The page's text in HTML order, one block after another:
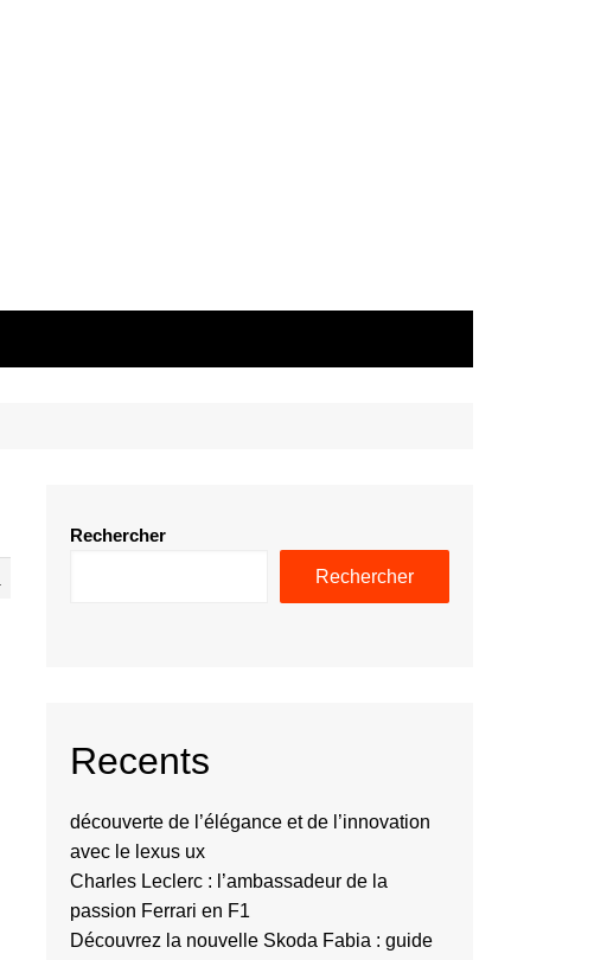
Rechercher
Rechercher
Recents
découverte de l’élégance et de l’innovation
avec le lexus ux
Charles Leclerc : l’ambassadeur de la
passion Ferrari en F1
Découvrez la nouvelle Skoda Fabia : guide